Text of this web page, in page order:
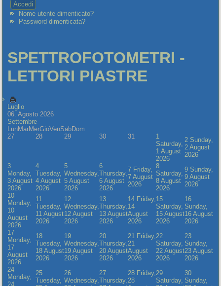
Accedi
Nome utente dimenticato?
Password dimenticata?
SPETTROFOTOMETRI -
LETTORI PIASTRE
Luglio
06. Agosto 2026
Settembre
LunMarMerGioVenSabDom
27
28 29 30 31
1
Saturday,
1 August
2026
2 Sunday,
2 August
2026
3
Monday,
3 August
2026
4
Tuesday,
4 August
2026
5
Wednesday,
5 August
2026
6
Thursday,
6 August
2026
7 Friday,
7 August
2026
8
Saturday,
8 August
2026
9 Sunday,
9 August
2026
10
Monday,
10
August
2026
11
Tuesday,
11 August
2026
12
Wednesday,
12 August
2026
13
Thursday,
13 August
2026
14 Friday,
14
August
2026
15
Saturday,
15 August
2026
16
Sunday,
16 August
2026
17
Monday,
17
August
2026
18
Tuesday,
18 August
2026
19
Wednesday,
19 August
2026
20
Thursday,
20 August
2026
21 Friday,
21
August
2026
22
Saturday,
22 August
2026
23
Sunday,
23 August
2026
24
Monday,
24
25
Tuesday,
26
Wednesday,
27
Thursday,
28 Friday,
28
29
Saturday,
30
Sunday,